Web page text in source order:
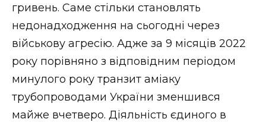
гривень. Саме стільки становлять
недонадходження на сьогодні через
військову агресію. Адже за 9 місяців 2022
року порівняно з відповідним періодом
минулого року транзит аміаку
трубопроводами України зменшився
майже вчетверо. Діяльність єдиного в